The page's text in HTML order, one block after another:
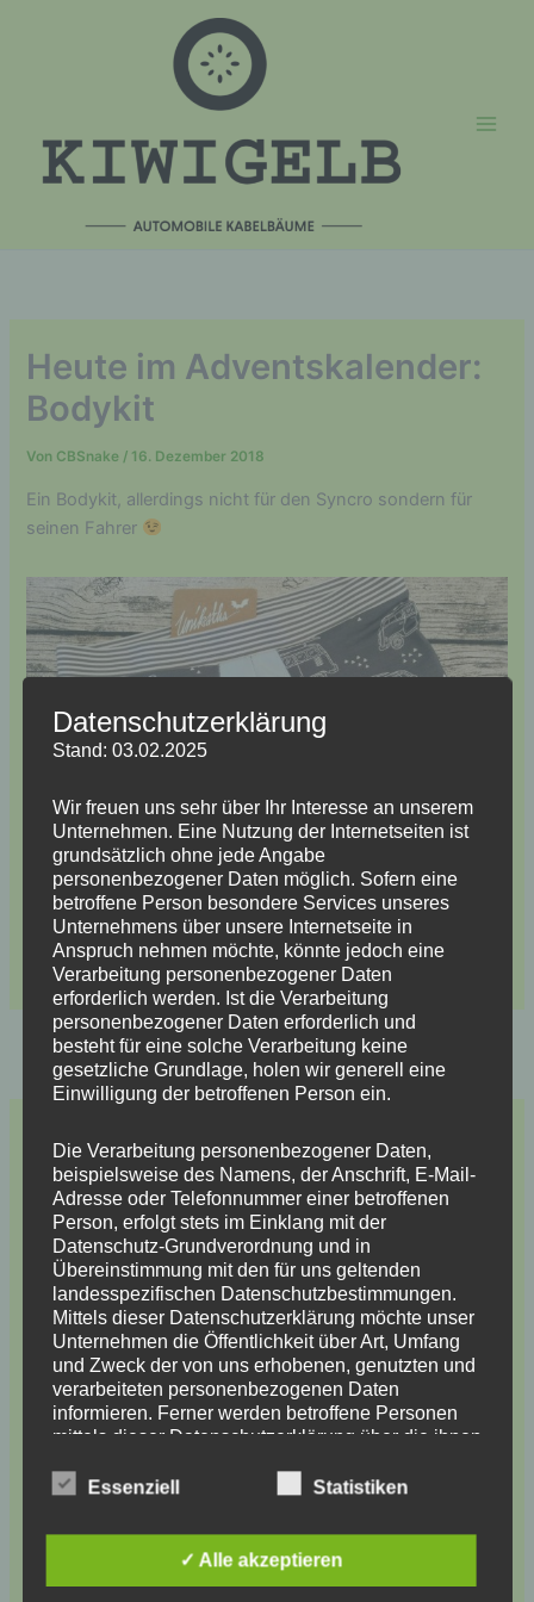
Heute im Adventskalender:
Bodykit
Von CBSnake / 16. Dezember 2018
Ein Bodykit, allerdings nicht für den Syncro sondern für
seinen Fahrer
Ein Bullischlüppi vonUnikatha.de
ZURÜCK
Schreibe einen Kommentar
Deine E-Mail-Adresse wird nicht veröffentlicht.
Erforderliche Felder sind mit*markiert
Hier
eingeben…
Name*
Datenschutzerklärung
Stand: 03.02.2025
Wir freuen uns sehr über Ihr Interesse an unserem
Unternehmen. Eine Nutzung der Internetseiten ist
grundsätzlich ohne jede Angabe
personenbezogener Daten möglich. Sofern eine
betroffene Person besondere Services unseres
Unternehmens über unsere Internetseite in
Anspruch nehmen möchte, könnte jedoch eine
Verarbeitung personenbezogener Daten
erforderlich werden. Ist die Verarbeitung
personenbezogener Daten erforderlich und
besteht für eine solche Verarbeitung keine
gesetzliche Grundlage, holen wir generell eine
Einwilligung der betroffenen Person ein.
Die Verarbeitung personenbezogener Daten,
beispielsweise des Namens, der Anschrift, E-Mail-
Adresse oder Telefonnummer einer betroffenen
Person, erfolgt stets im Einklang mit der
Datenschutz-Grundverordnung und in
Übereinstimmung mit den für uns geltenden
landesspezifischen Datenschutzbestimmungen.
Mittels dieser Datenschutzerklärung möchte unser
Unternehmen die Öffentlichkeit über Art, Umfang
und Zweck der von uns erhobenen, genutzten und
verarbeiteten personenbezogenen Daten
informieren. Ferner werden betroffene Personen
mittels dieser Datenschutzerklärung über die ihnen
zahlreiche technische und organisatorische
Maßnahmen umgesetzt, um einen möglichst
lückenlosen Schutz der über diese Internetseite
Essenziell Statistiken
✓ Alle akzeptieren